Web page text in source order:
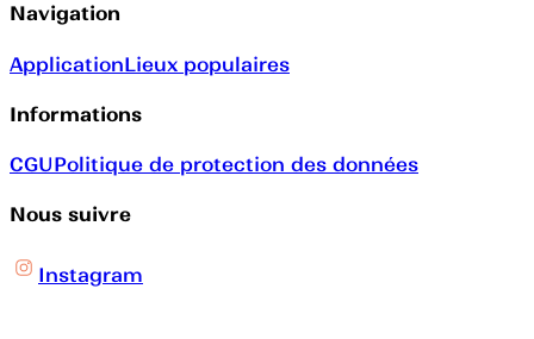
Navigation
ApplicationLieux populaires
Informations
CGUPolitique de protection des données
Nous suivre
Instagram